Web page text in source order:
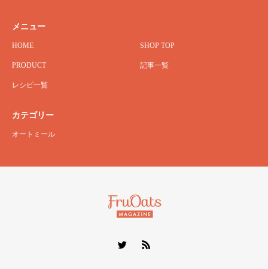
メニュー
HOME SHOP TOP
PRODUCT 記事一覧
レシピ一覧
カテゴリー
オートミール